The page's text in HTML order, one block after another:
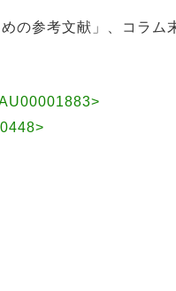
の参考文献」、コラム